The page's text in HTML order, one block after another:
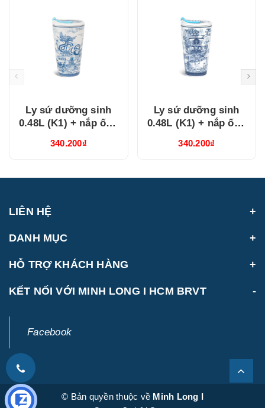
Ly sứ dưỡng sinh
0.48L (K1) + nắp ống
(214888VHNH)
340.200₫
Ly sứ dưỡng sinh
0.48L (K1) + nắp ống
Bộ Sài Gòn
340.200₫
LIÊN HỆ
DANH MỤC
HỖ TRỢ KHÁCH HÀNG
KẾT NỐI VỚI MINH LONG I HCM BRVT
Facebook
© Bản quyền thuộc về Minh Long I